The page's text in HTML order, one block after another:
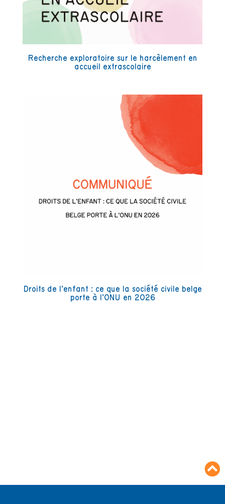
Recherche exploratoire sur le harcèlement en
accueil extrascolaire
Droits de l’enfant : ce que la société civile belge
porte à l’ONU en 2026